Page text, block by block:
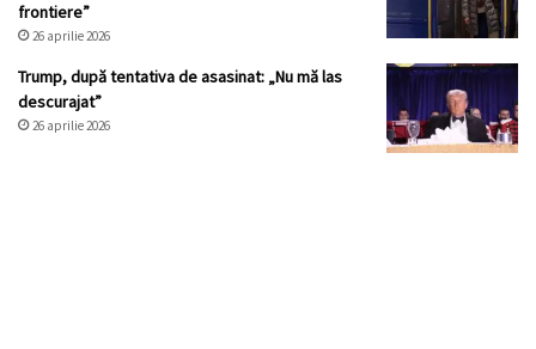
frontiere”
26 aprilie 2026
Trump, după tentativa de asasinat: „Nu mă las
descurajat”
26 aprilie 2026